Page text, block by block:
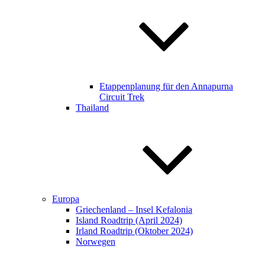
Etappenplanung für den Annapurna
Circuit Trek​​
Thailand
Europa
Griechenland – Insel Kefalonia
Island Roadtrip (April 2024)
Irland Roadtrip (Oktober 2024)
Norwegen